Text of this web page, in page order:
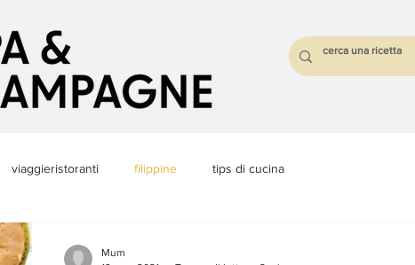
viaggieristoranti filippine tips di cucina
Mum